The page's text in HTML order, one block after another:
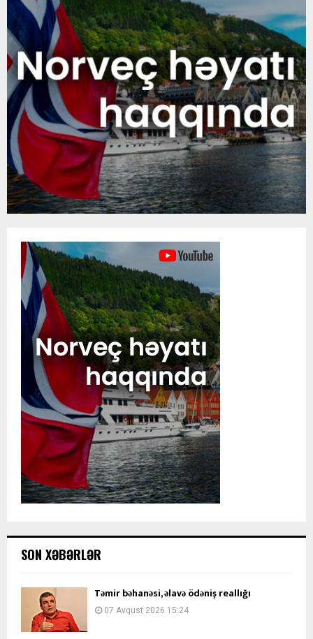
SON XƏBƏRLƏR
Təmir bəhanəsi, əlavə ödəniş reallığı
07 Avqust 2026 15:24